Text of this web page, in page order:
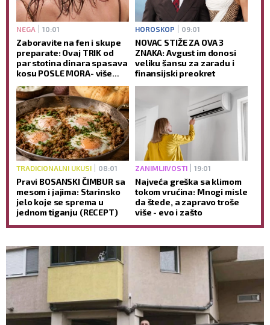
NEGA 10:01
Zaboravite na fen i skupe
preparate: Ovaj TRIK od
par stotina dinara spasava
kosu POSLE MORA- više
HOROSKOP 09:01
NOVAC STIŽE ZA OVA 3
ZNAKA: Avgust im donosi
veliku šansu za zaradu i
finansijski preokret
TRADICIONALNI UKUSI 08:01
Pravi BOSANSKI ČIMBUR sa
mesom i jajima: Starinsko
jelo koje se sprema u
jednom tiganju (RECEPT)
ZANIMLJIVOSTI 19:01
Najveća greška sa klimom
tokom vrućina: Mnogi misle
da štede, a zapravo troše
više - evo i zašto